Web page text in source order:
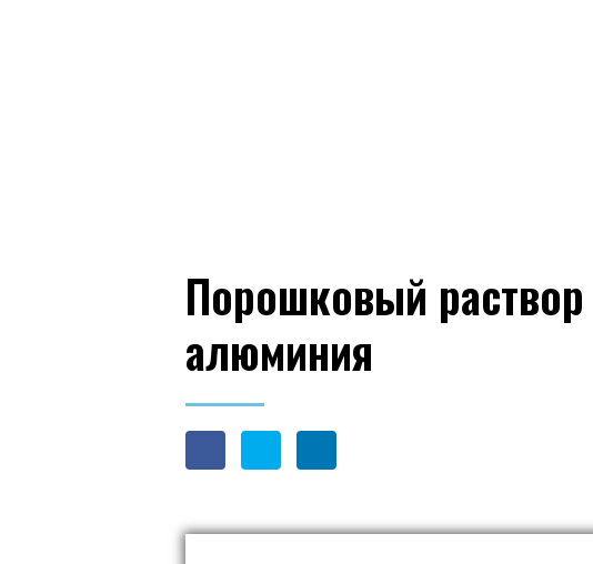
Порошковый
алюминия